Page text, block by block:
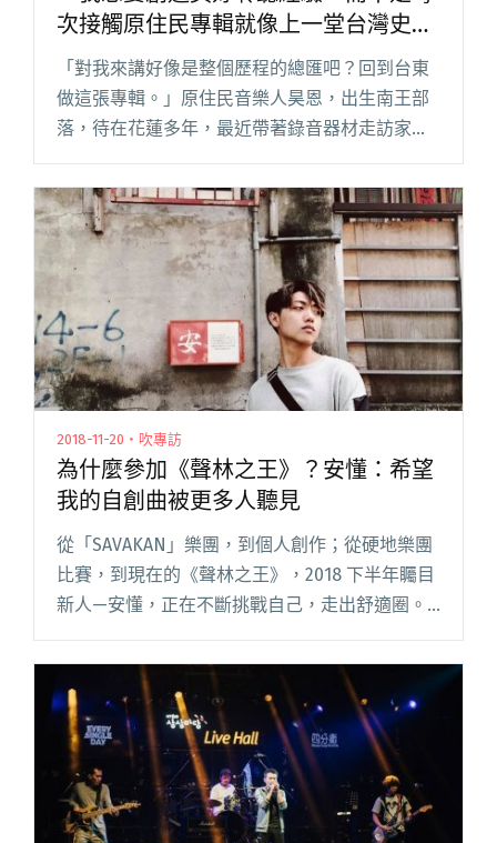
次接觸原住民專輯就像上一堂台灣史」
——昊恩談在文健站採集而成的新作
「對我來講好像是整個歷程的總匯吧？回到台東
做這張專輯。」原住民音樂人昊恩，出生南王部
落，待在花蓮多年，最近帶著錄音器材走訪家鄉
7 處部落文化健康站（以下簡稱文健站），採集
部落耆老的歌聲後，再邀請專業編曲人完成《看
的聲音｜聽的地圖》。 「老閱讀全文 "「我想要
創造美好聆聽經驗，而不是每次接觸原住民專輯
就像上一堂台灣史」——昊恩談在文健站採集而
成的新作"
2018-11-20・吹專訪
為什麼參加《聲林之王》？安懂：希望
我的自創曲被更多人聽見
從「SAVAKAN」樂團，到個人創作；從硬地樂團
比賽，到現在的《聲林之王》，2018 下半年矚目
新人—安懂，正在不斷挑戰自己，走出舒適圈。
年初樂團才剛拿下貢寮海洋音樂季前十強的殊
榮，下半年閱讀全文 "為什麼參加《聲林之
王》？安懂：希望我的自創曲被更多人聽見"